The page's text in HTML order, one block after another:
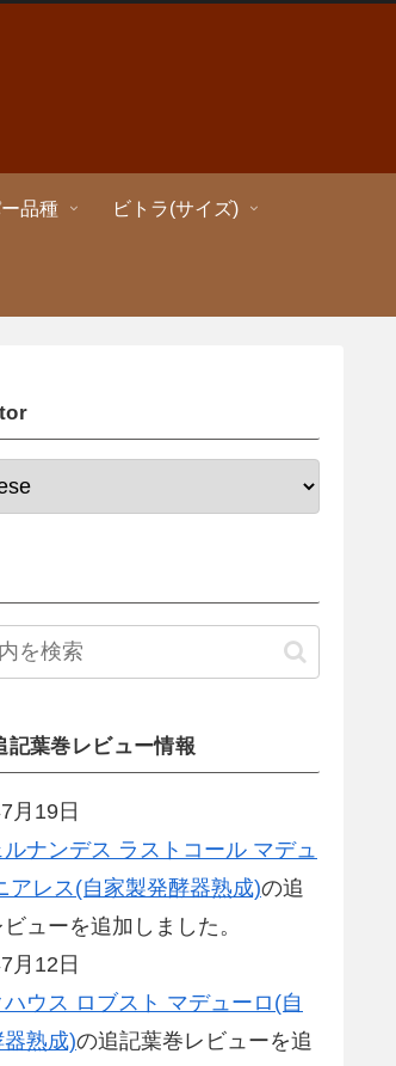
品種 ビトラ(サイズ)
記葉巻レビュー情報
月19日
ナンデス ラストコール マデュ
アレス(自家製発酵器熟成)の追
ューを追加しました。
月12日
ウス ロブスト マデューロ(自
熟成)の追記葉巻レビューを追